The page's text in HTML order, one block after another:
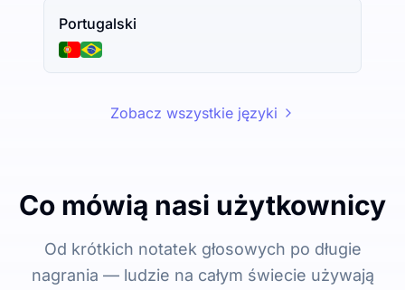
Portugalski
Zobacz wszystkie języki
Co mówią nasi użytkownicy
Od krótkich notatek głosowych po długie
nagrania — ludzie na całym świecie używają